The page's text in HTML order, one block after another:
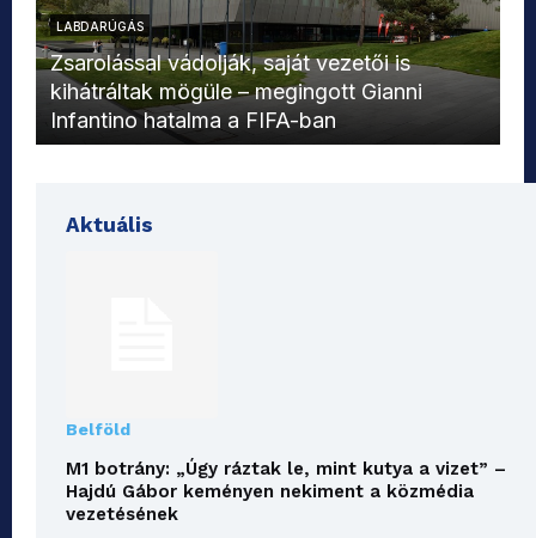
LABDARÚGÁS
Zsarolással vádolják, saját vezetői is
kihátráltak mögüle – megingott Gianni
Infantino hatalma a FIFA-ban
Aktuális
Belföld
M1 botrány: „Úgy ráztak le, mint kutya a vizet” –
Hajdú Gábor keményen nekiment a közmédia
vezetésének